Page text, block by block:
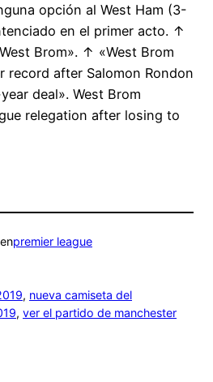
opción al West Ham (3-
en el primer acto. ↑
Brom». ↑ «West Brom
record after Salomon Rondon
deal». West Brom
relegation after losing to
enpremier league
, nueva camiseta del
, ver el partido de manchester